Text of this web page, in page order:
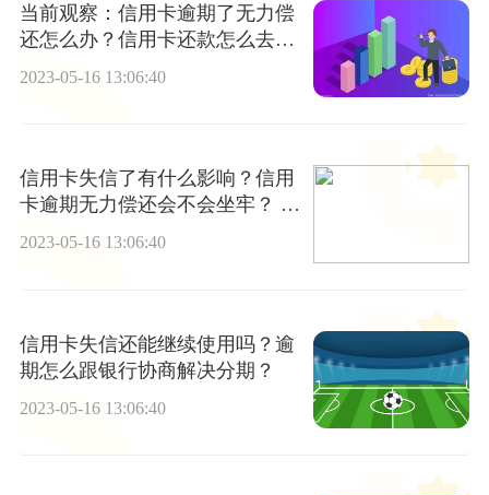
当前观察：信用卡逾期了无力偿
还怎么办？信用卡还款怎么去和
2023-05-16 13:06:40
信用卡失信了有什么影响？信用
卡逾期无力偿还会不会坐牢？ 观
速讯
2023-05-16 13:06:40
信用卡失信还能继续使用吗？逾
期怎么跟银行协商解决分期？
2023-05-16 13:06:40